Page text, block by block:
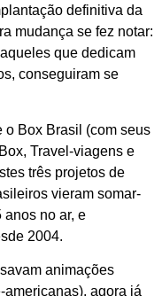
definitiva da
mudança se fez notar:
que dedicam
conseguiram se
o Box Brasil (com seus
Travel-viagens e
três projetos de
vieram somar-
no ar, e
2004.
animações
agora já